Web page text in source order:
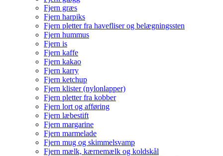
Fjern græs
Fjern harpiks
Fjern pletter fra havefliser og belægningssten
Fjern hummus
Fjern is
Fjern kaffe
Fjern kakao
Fjern karry
Fjern ketchup
Fjern klister (nylonlapper)
Fjern pletter fra kobber
Fjern lort og afføring
Fjern læbestift
Fjern margarine
Fjern marmelade
Fjern mug og skimmelsvamp
Fjern mælk, kærnemælk og koldskål